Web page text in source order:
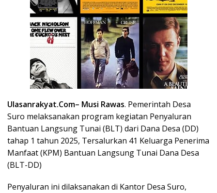
Ulasanrakyat.Com– Musi Rawas. Pemerintah Desa
Suro melaksanakan program kegiatan Penyaluran
Bantuan Langsung Tunai (BLT) dari Dana Desa (DD)
tahap 1 tahun 2025, Tersalurkan 41 Keluarga Penerima
Manfaat (KPM) Bantuan Langsung Tunai Dana Desa
(BLT-DD)
Penyaluran ini dilaksanakan di Kantor Desa Suro,